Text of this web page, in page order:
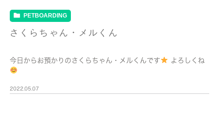
PETBOARDING
さくらちゃん・メルくん
今日からお預かりのさくらちゃん・メルくんです よろしくね
2022.05.07